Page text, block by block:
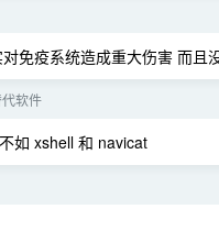
免疫系统造成重大伤害 而且
软件
如 xshell 和 navicat